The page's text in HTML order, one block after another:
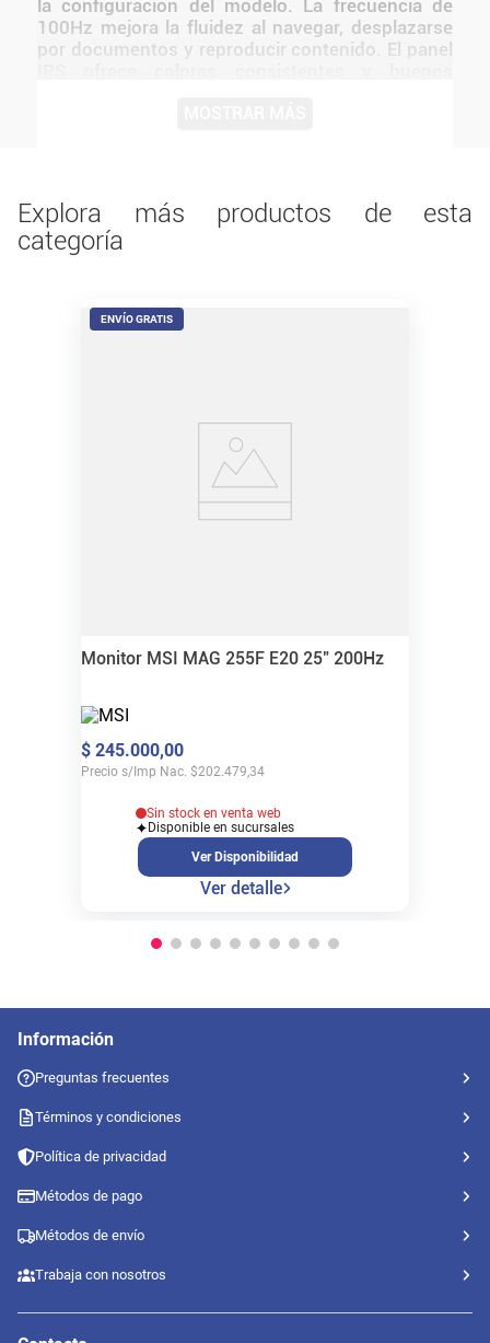
la configuración del modelo. La frecuencia de
100Hz mejora la fluidez al navegar, desplazarse
por documentos y reproducir contenido. El panel
2128S IPS FHS 100HZ 1MS ofrece una
experiencia visual clara y equilibrada para trabajo,
estudio y entretenimiento Su tamaño y
con múltiples dispositivos
Explora más productos de esta
categoría
ENVÍO GRATIS
Monitor MSI MAG 255F E20 25" 200Hz
$ 245.000,00
Precio s/Imp Nac. $202.479,34
Sin stock en venta web
Disponible en sucursales
Ver Disponibilidad
Ver detalle
Información
Preguntas frecuentes
Términos y condiciones
Política de privacidad
Métodos de pago
Métodos de envío
Trabaja con nosotros